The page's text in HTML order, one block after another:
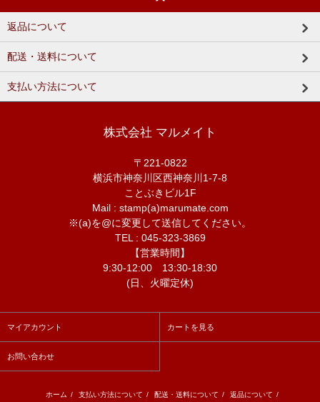
返品について
配送・送料について
支払い方法について
株式会社 マルメイト
〒221-0822
横浜市神奈川区西神奈川1-7-8
ことぶきビル1F
Mail : stamp(a)marumate.com
※(a)を@に変更して送信してください。
TEL : 045-323-3869
【営業時間】
9:30-12:00 13:30-18:30
(日、火曜定休)
マイアカウント カートを見る
お問い合わせ
ホーム / 支払い方法について / 配送・送料について / 返品について /